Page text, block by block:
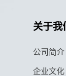
关于我
公司简介
企业文化